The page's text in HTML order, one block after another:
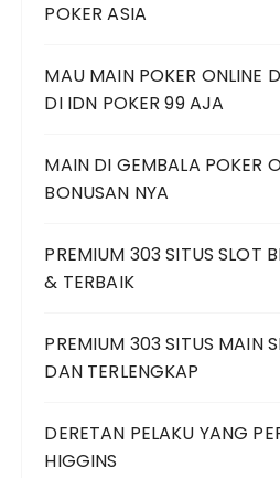
POKER ASIA
MAU MAIN POKER ONLINE
DI IDN POKER 99 AJA
MAIN DI GEMBALA POKER
BONUSAN NYA
PREMIUM 303 SITUS SLOT
& TERBAIK
PREMIUM 303 SITUS MAIN
DAN TERLENGKAP
DERETAN PELAKU YANG
HIGGINS